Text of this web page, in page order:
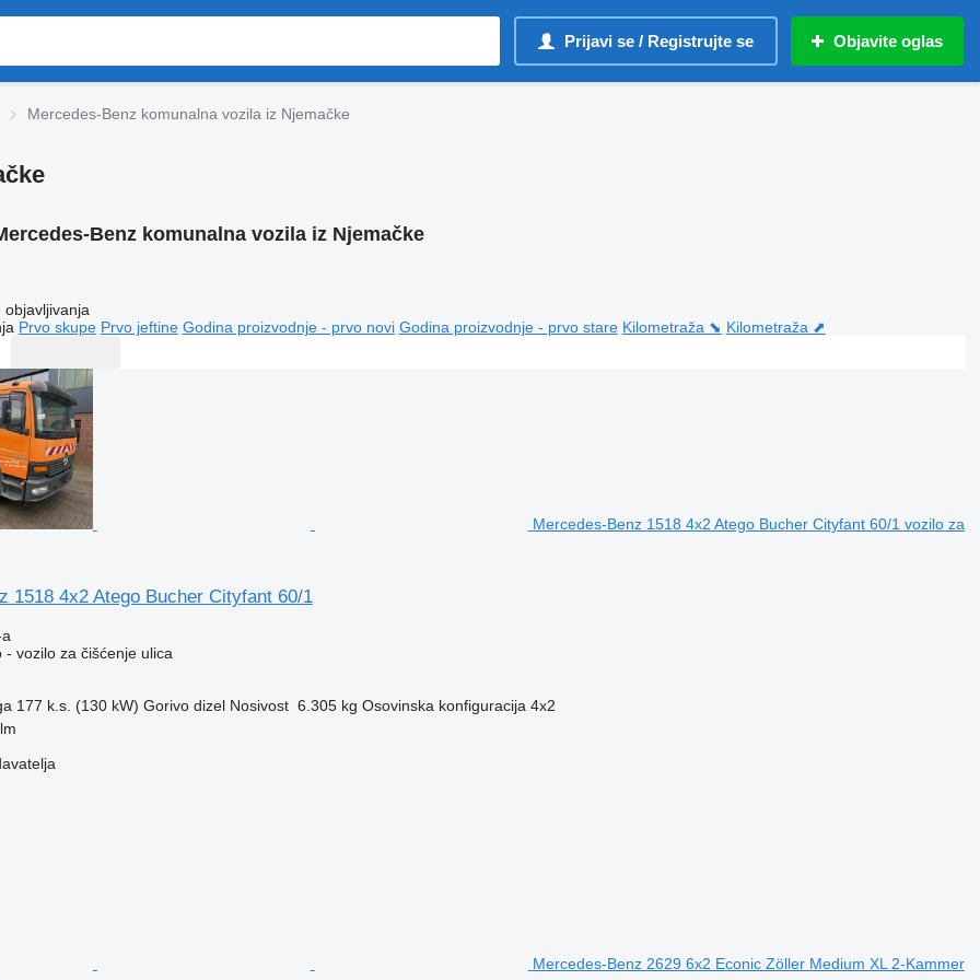
Prijavi se / Registrujte se Objavite oglas
Mercedes-Benz komunalna vozila iz Njemačke
Benz komunalna vozila iz Njemačke
objavljivanja
Prvo skupe Prvo jeftine Godina proizvodnje - prvo novi Godina proizvodnje - prvo stare Kilometraža ⬊ Kilometraža ⬈
Mercedes-Benz 1518 4x2 Atego Bucher Cityfant 60/1 vozilo za
1518 4x2 Atego Bucher Cityfant 60/1
- vozilo za čišćenje ulica
177 k.s. (130 kW) Gorivo dizel Nosivost 6.305 kg Osovinska konfiguracija 4x2
Mercedes-Benz 2629 6x2 Econic Zöller Medium XL 2-Kammer